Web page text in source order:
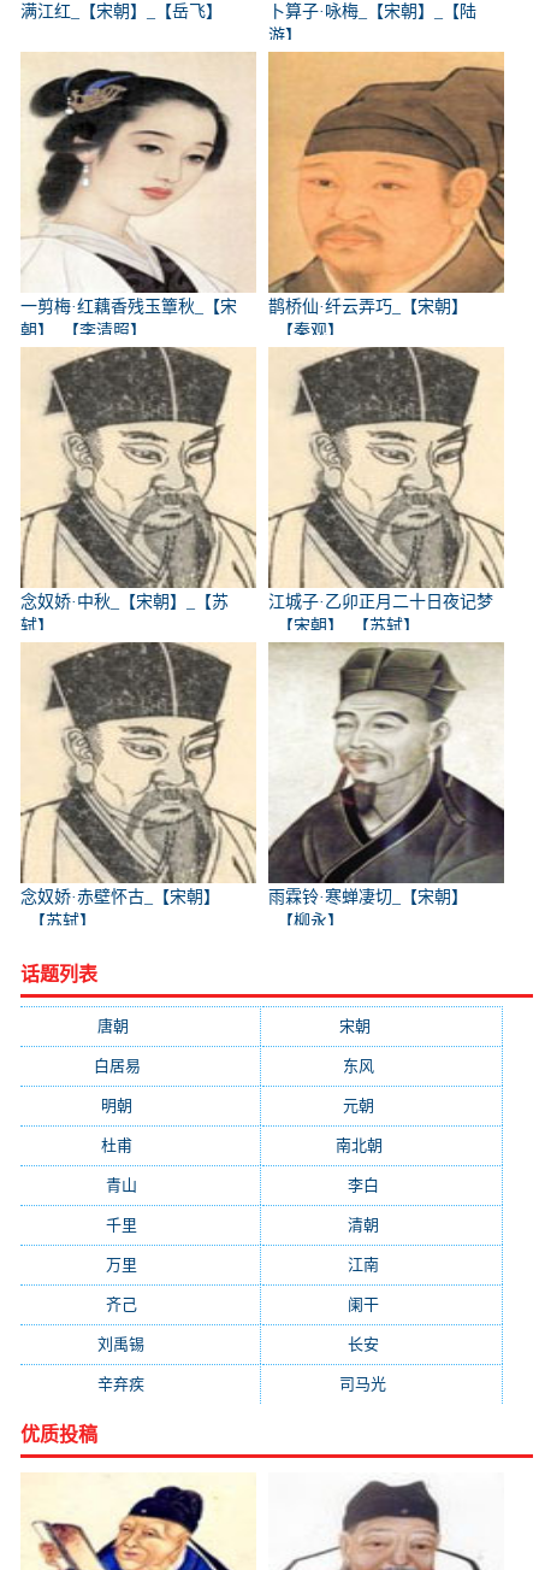
满江红_【宋朝】_【岳飞】
卜算子·咏梅_【宋朝】_【陆
游】
一剪梅·红藕香残玉簟秋_【宋
朝】_【李清照】
鹊桥仙·纤云弄巧_【宋朝】
_【秦观】
念奴娇·中秋_【宋朝】_【苏
轼】
江城子·乙卯正月二十日夜记梦
_【宋朝】_【苏轼】
念奴娇·赤壁怀古_【宋朝】
_【苏轼】
雨霖铃·寒蝉凄切_【宋朝】
_【柳永】
话题列表
唐朝 宋朝
白居易 东风
明朝 元朝
杜甫 南北朝
青山 李白
千里 清朝
万里 江南(805)
齐己(781) 阑干(723)
刘禹锡 长安(695)
辛弃疾 司马光
优质投稿